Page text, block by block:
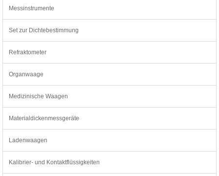
Messinstrumente
Set zur Dichtebestimmung
Refraktometer
Organwaage
Medizinische Waagen
Materialdickenmessgeräte
Ladenwaagen
Kalibrier- und Kontaktflüssigkeiten